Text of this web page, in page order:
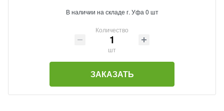
В наличии на складе г. Уфа 0 шт
Количество
шт
ЗАКАЗАТЬ